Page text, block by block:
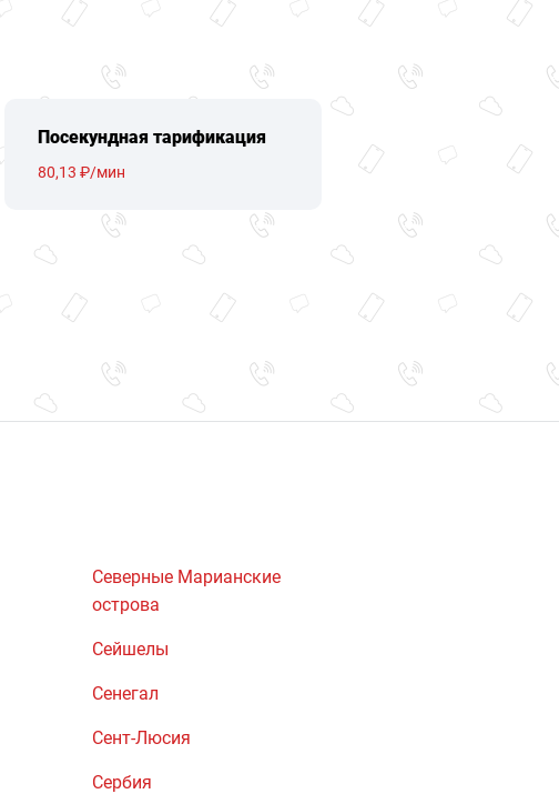
Посекундная тарификация
80,13 ₽/мин
Северные Марианские
острова
Сейшелы
Сенегал
Сент-Люсия
Сербия